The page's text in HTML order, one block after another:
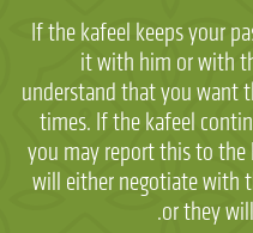
If the kafeel keeps your
it with him or with
understand that you want
times. If the kafeel
you may report this to the
will either negotiate with
or they